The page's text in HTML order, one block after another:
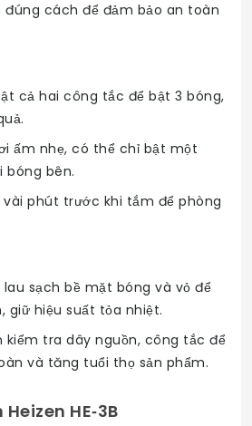
đúng cách để đảm bảo an toàn
cả hai công tắc để bật 3 bóng,
ấm nhẹ, có thể chỉ bật một
bóng bên.
phút trước khi tắm để phòng
lau sạch bề mặt bóng và vỏ để
giữ hiệu suất tỏa nhiệt.
kiểm tra dây nguồn, công tắc để
và tăng tuổi thọ sản phẩm.
HE‑3B